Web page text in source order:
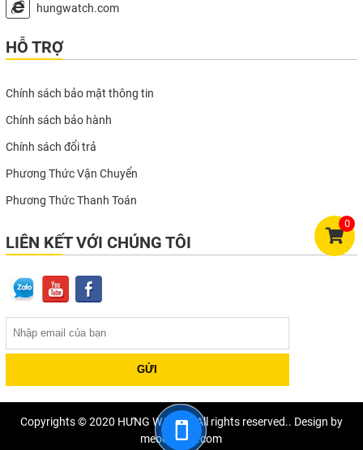
hungwatch.com
HỖ TRỢ
Chính sách bảo mật thông tin
Chính sách bảo hành
Chính sách đổi trả
Phương Thức Vận Chuyển
Phương Thức Thanh Toán
LIÊN KẾT VỚI CHÚNG TÔI
Copyrights © 2020 HƯNG WATCH. All rights reserved.. Design by
meocondts.com
0